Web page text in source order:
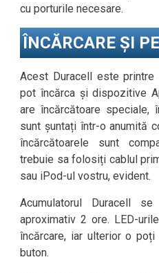
cu porturile necesare.
ÎNCĂRCARE ȘI
Acest Duracell este printre
pot încărca și dispozitive
are încărcătoare speciale,
sunt șuntați într-o anumită
încărcătoarele sunt
trebuie sa folosiți cablul
sau iPod-ul vostru, evident.
Acumulatorul Duracell
aproximativ 2 ore. LED-
încărcare, iar ulterior o
buton.